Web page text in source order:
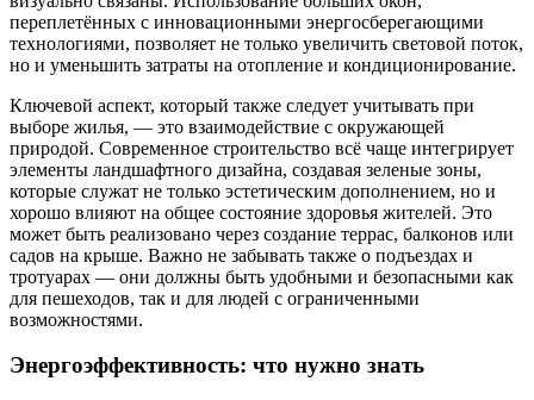
переплетённых с инновационными энергосберегающими
технологиями, позволяет не только увеличить световой поток,
но и уменьшить затраты на отопление и кондиционирование.
Ключевой аспект, который также следует учитывать при
выборе жилья, — это взаимодействие с окружающей
природой. Современное строительство всё чаще интегрирует
элементы ландшафтного дизайна, создавая зеленые зоны,
которые служат не только эстетическим дополнением, но и
хорошо влияют на общее состояние здоровья жителей. Это
может быть реализовано через создание террас, балконов или
садов на крыше. Важно не забывать также о подъездах и
тротуарах — они должны быть удобными и безопасными как
для пешеходов, так и для людей с ограниченными
возможностями.
Энергоэффективность: что нужно знать